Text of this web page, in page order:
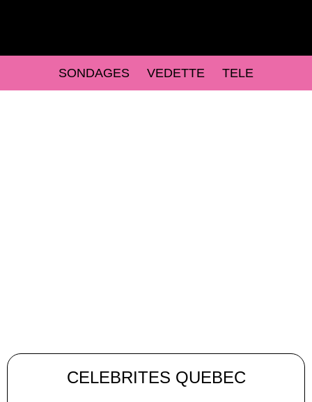
SONDAGES VEDETTE TELE
CELEBRITES QUEBEC